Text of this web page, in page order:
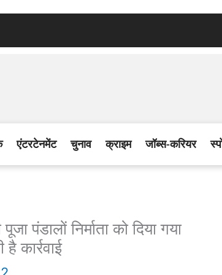
एंटरटेनमेंट चुनाव क्राइम जॉब्स-करियर
पंडालों निर्माता को दिया गया
कार्रवाई